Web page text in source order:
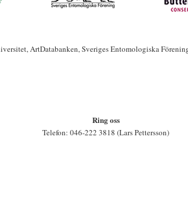
ArtDatabanken, Sveriges Entomologiska
Ring oss
Telefon: 046-222 3818 (Lars Pettersson)